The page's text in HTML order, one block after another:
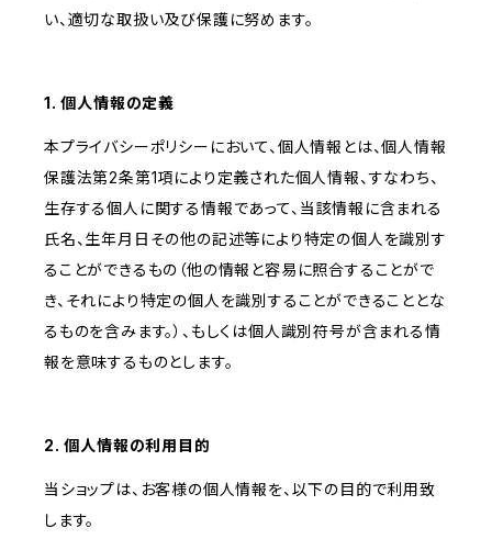
い、適切な取扱い及び保護に努めます。
1. 個人情報の定義
本プライバシーポリシーにおいて、個人情報とは、個人情報
保護法第2条第1項により定義された個人情報、すなわち、
生存する個人に関する情報であって、当該情報に含まれる
氏名、生年月日その他の記述等により特定の個人を識別す
ることができるもの（他の情報と容易に照合することがで
き、それにより特定の個人を識別することができることとな
るものを含みます。）、もしくは個人識別符号が含まれる情
報を意味するものとします。
2. 個人情報の利用目的
当ショップは、お客様の個人情報を、以下の目的で利用致
します。